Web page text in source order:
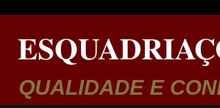
QUALIDADE E